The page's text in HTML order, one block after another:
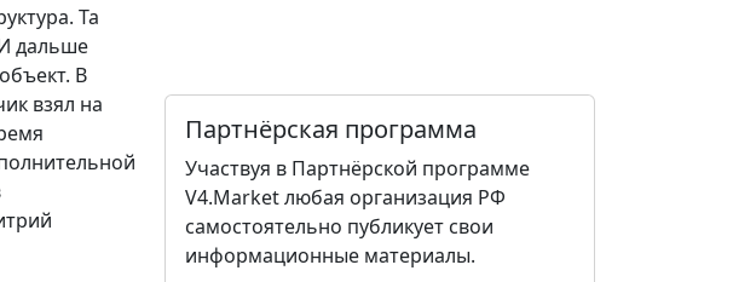
Та
дальше
В
взял на
Партнёрская программа
Участвуя в Партнёрской программе
V4.Market любая организация РФ
самостоятельно публикует свои
информационные материалы.